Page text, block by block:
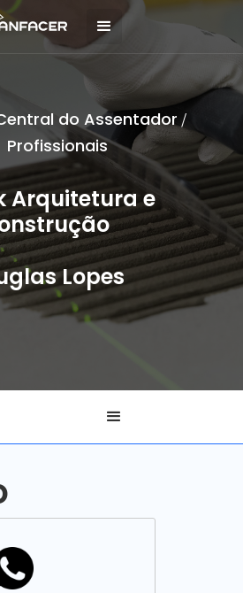
do Assentador /
Profissionais
Arquitetura e
Lopes